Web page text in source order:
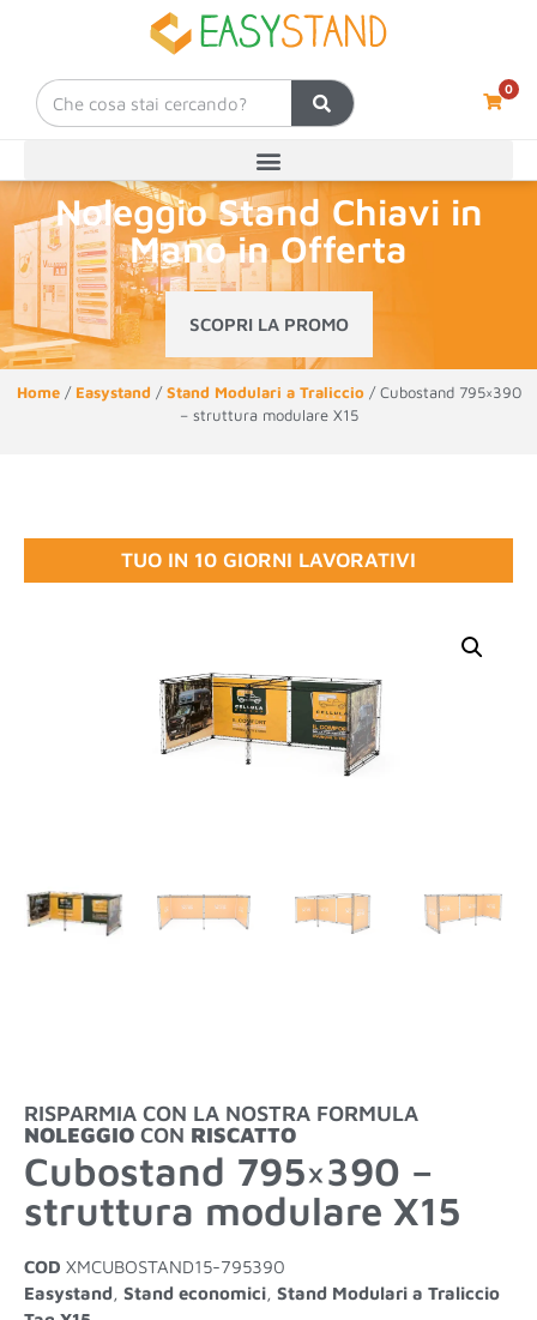
0
Noleggio Stand Chiavi in
Mano in Offerta
SCOPRI LA PROMO
Home/ Easystand /Stand Modulari a Traliccio/ Cubostand 795×390
– struttura modulare X15
TUO IN 10 GIORNI LAVORATIVI
RISPARMIA CON LA NOSTRA FORMULA
NOLEGGIO CON RISCATTO
Cubostand 795×390 –
struttura modulare X15
COD XMCUBOSTAND15-795390
Easystand, Stand economici, Stand Modulari a Traliccio